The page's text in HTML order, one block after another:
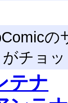
チョ
テナ